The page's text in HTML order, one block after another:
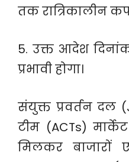
तक रात्रिकालीन
5. उक्त आदेश
प्रभावी होगा।
संयुक्त प्रवर्तन दल
टीम (ACTs)
मिलकर बाजारों